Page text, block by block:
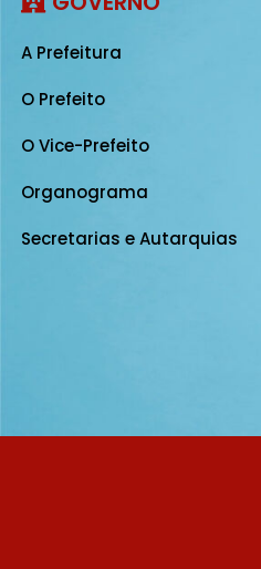
A Prefeitura
O Prefeito
O Vice-Prefeito
Organograma
Secretarias e Autarquias